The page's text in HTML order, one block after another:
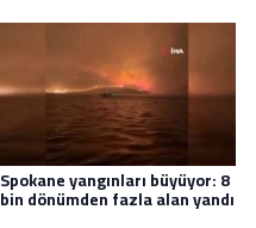
Spokane yangınları büyüyor: 8
bin dönümden fazla alan yandı